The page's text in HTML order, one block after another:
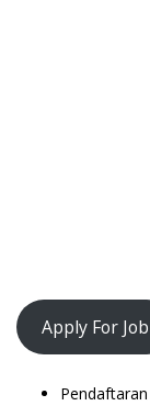
Apply For Job